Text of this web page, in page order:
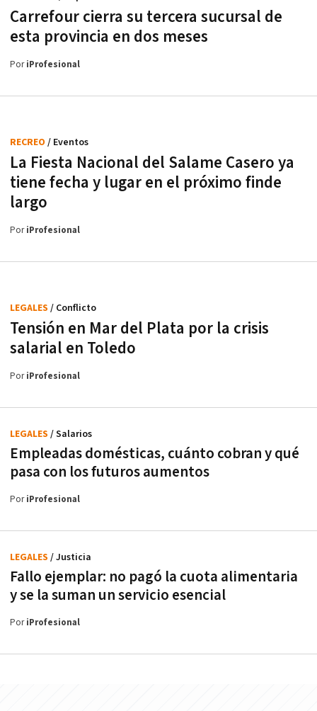
Carrefour cierra su tercera sucursal de
esta provincia en dos meses
PoriProfesional
La Fiesta Nacional del Salame Casero ya
tiene fecha y lugar en el próximo finde
largo
RECREO / Eventos
PoriProfesional
Tensión en Mar del Plata por la crisis
salarial en Toledo
LEGALES / Conflicto
PoriProfesional
Empleadas domésticas, cuánto cobran y qué
pasa con los futuros aumentos
LEGALES / Salarios
PoriProfesional
Fallo ejemplar: no pagó la cuota alimentaria
y se la suman un servicio esencial
LEGALES / Justicia
PoriProfesional